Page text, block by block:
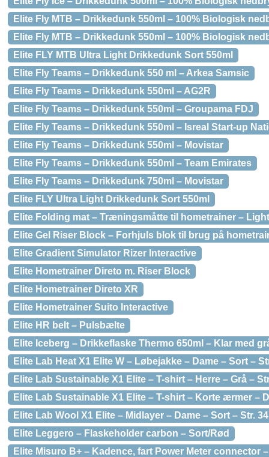
Elite Fly MTB – Drikkedunk 550ml – 100% Biologisk
Elite Fly MTB – Drikkedunk 550ml – 100% Biologisk
Elite FLY MTB Ultra Light Drikkedunk Sort 550ml
Elite Fly Teams – Drikkedunk 550 ml – Arkea Samsic
Elite Fly Teams – Drikkedunk 550ml – AG2R
Elite Fly Teams – Drikkedunk 550ml – Groupama FDJ
Elite Fly Teams – Drikkedunk 550ml – Isreal Start-up
Elite Fly Teams – Drikkedunk 550ml – Movistar
Elite Fly Teams – Drikkedunk 550ml – Team Emirates
Elite Fly Teams – Drikkedunk 750ml – Movistar
Elite FLY Ultra Light Drikkedunk Sort 550ml
Elite Folding mat – Træningsmåtte til hometrainer –
Elite Gel Riser Block – Forhjuls blok til brug på
Elite Gradient Simulator Rizer Interactive
Elite Hometrainer Direto m. Riser Block
Elite Hometrainer Direto XR
Elite Hometrainer Suito Interactive
Elite HR belt – Pulsbælte
Elite Iceberg – Drikkeflaske Thermo 650ml – Klar med
Elite Lab Heat X1 Elite W – Løbejakke – Dame – Sort –
Elite Lab Sustainable X1 Elite – T-shirt – Herre – Grå –
Elite Lab Sustainable X1 Elite – T-shirt – Korte ærmer –
Elite Lab Wool X1 Elite – Midlayer – Dame – Sort – Str. 34
Elite Leggero – Flaskeholder carbon – Sort/Rød
Elite Misuro B+ – Kadence, fart Power Meter connector